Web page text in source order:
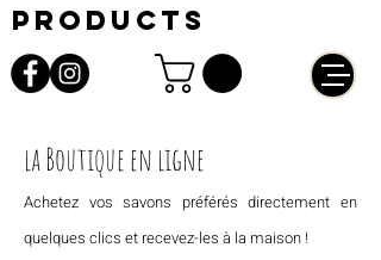
products
la Boutique en ligne
Achetez vos savons préférés directement en
quelques clics et recevez-les à la maison !